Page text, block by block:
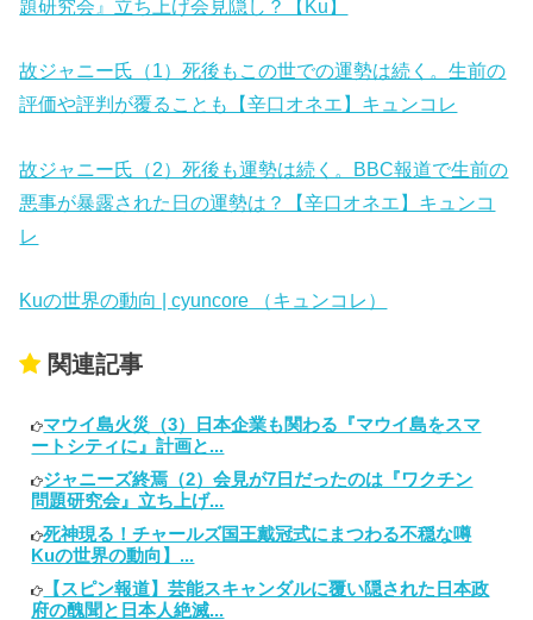
題研究会』立ち上げ会見隠し？【Ku】
故ジャニー氏（1）死後もこの世での運勢は続く。生前の
評価や評判が覆ることも【辛口オネエ】キュンコレ
故ジャニー氏（2）死後も運勢は続く。BBC報道で生前の
悪事が暴露された日の運勢は？【辛口オネエ】キュンコ
レ
Kuの世界の動向 | cyuncore （キュンコレ）
関連記事
マウイ島火災（3）日本企業も関わる『マウイ島をスマ
ートシティに』計画と...
ジャニーズ終焉（2）会見が7日だったのは『ワクチン
問題研究会』立ち上げ...
死神現る！チャールズ国王戴冠式にまつわる不穏な噂
Kuの世界の動向】...
【スピン報道】芸能スキャンダルに覆い隠された日本政
府の醜聞と日本人絶滅...